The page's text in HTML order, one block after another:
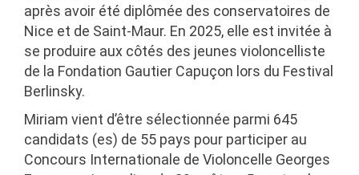
après avoir été diplômée des conservatoires de
Nice et de Saint-Maur. En 2025, elle est invitée à
se produire aux côtés des jeunes violoncelliste
de la Fondation Gautier Capuçon lors du Festival
Berlinsky.
Miriam vient d’être sélectionnée parmi 645
candidats (es) de 55 pays pour participer au
Concours Internationale de Violoncelle Georges